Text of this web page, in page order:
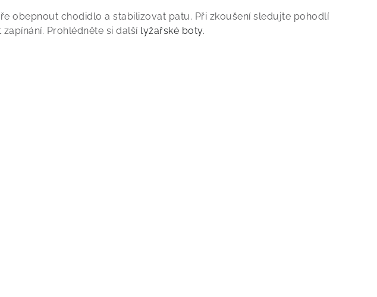
obepnout chodidlo a stabilizovat patu. Při zkoušení sledujte pohodlí
Prohlédněte si další lyžařské boty.